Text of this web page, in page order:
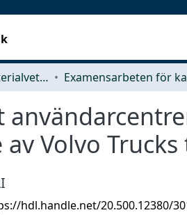
Industri- och materialvetenskap (IMS)
Volvo
hdl.handle.net/20.500.12380/